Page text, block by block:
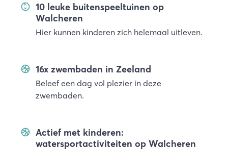
10 leuke buitenspeeltuinen op
Walcheren
Hier kunnen kinderen zich helemaal uitleven.
16x zwembaden in Zeeland
Beleef een dag vol plezier in deze
zwembaden.
Actief met kinderen:
watersportactiviteiten op Walcheren